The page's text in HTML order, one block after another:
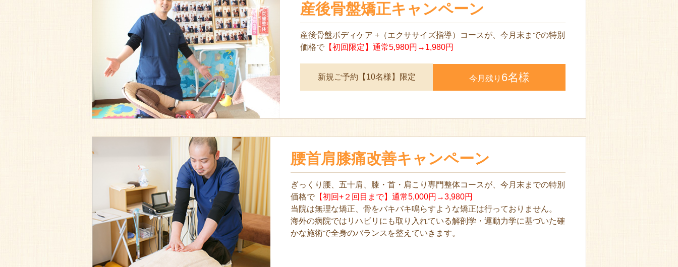
産後骨盤矯正キャンペーン
産後骨盤ボディケア +（エクササイズ指導）コースが、今月末までの特別
価格で 【初回限定】通常5,980円→1,980円
新規ご予約【10名様】限定 今月残り 6名様
腰首肩膝痛改善キャンペーン
ぎっくり腰、五十肩、膝・首・肩こり専門整体コースが、今月末までの特別
価格で 【初回+２回目まで】通常5,000円→3,980円
当院は無理な矯正、骨をバキバキ鳴らすような矯正は行っておりません。
海外の病院ではリハビリにも取り入れている解剖学・運動力学に基づいた確
かな施術で全身のバランスを整えていきます。